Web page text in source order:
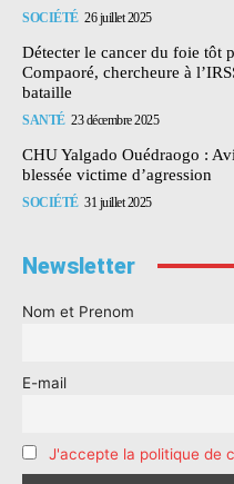
SOCIÉTÉ 26 juillet 2025
Détecter le cancer du foie tôt
Compaoré, chercheure à
bataille
SANTÉ 23 décembre 2025
CHU Yalgado Ouédraogo :
blessée victime d’agression
SOCIÉTÉ 31 juillet 2025
Newsletter
Nom et Prenom
E-mail
J'accepte la politique de